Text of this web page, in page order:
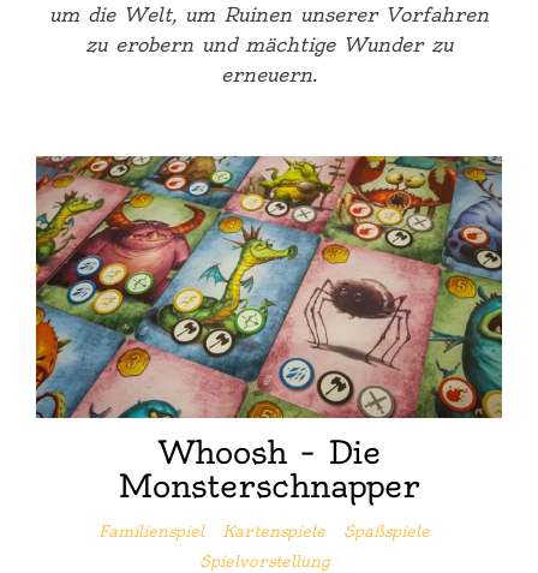
um die Welt, um Ruinen unserer Vorfahren
zu erobern und mächtige Wunder zu
erneuern.
Whoosh – Die
Monsterschnapper
Familienspiel Kartenspiele
Spaßspiele
Spielvorstellung